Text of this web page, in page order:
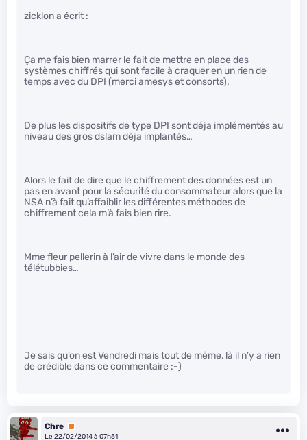
zicklon a écrit :
Ça me fais bien marrer le fait de mettre en place des
systèmes chiffrés qui sont facile à craquer en un rien de
temps avec du DPI (merci amesys et consorts).
De plus les dispositifs de type DPI sont déja implémentés au
niveau des gros dslam déja implantés…
Alors le fait de dire que le chiffrement des données est un
pas en avant pour la sécurité du consommateur alors que la
NSA n’à fait qu’affaiblir les différentes méthodes de
chiffrement cela m’à fais bien rire.
Mme fleur pellerin à l’air de vivre dans le monde des
télétubbies…
Je sais qu’on est Vendredi mais tout de même, là il n’y a rien
de crédible dans ce commentaire :-)
Chre Premium
Le 22/02/2014 à 07h51